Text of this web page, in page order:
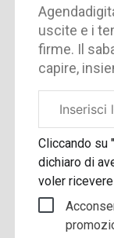
uscite e i
firme. Il
capire,
aziendale
Cliccando su
dichiaro di
voler